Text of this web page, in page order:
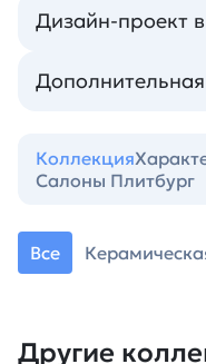
Дизайн-проект
Коллекция
Салоны Плитбург
Все
Другие